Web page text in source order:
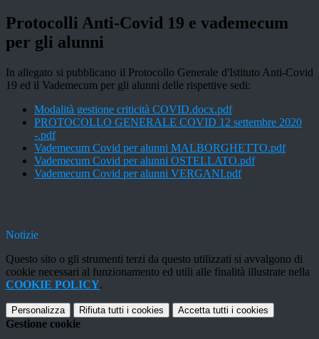
Protocolli Anti-Covid 19 e vademecum
per gli alunni
In allegato si pubblicano il Protocollo Generale d'Istituto Anti-Covid
19 ed il Vademecum per gli alunni delle rispettive sedi:
Modalità gestione criticità COVID.docx.pdf
PROTOCOLLO GENERALE COVID 12 settembre 2020
-.pdf
Vademecum Covid per alunni MALBORGHETTO.pdf
Vademecum Covid per alunni OSTELLATO.pdf
Vademecum Covid per alunni VERGANI.pdf
Notizie
Questo sito o gli strumenti terzi da questo utilizzati si avvalgono di
cookie necessari al funzionamento ed utili alle finalità illustrate nella
COOKIE POLICY.
Personalizza Rifiuta tutti i cookies Accetta tutti i cookies
Gestione cookie